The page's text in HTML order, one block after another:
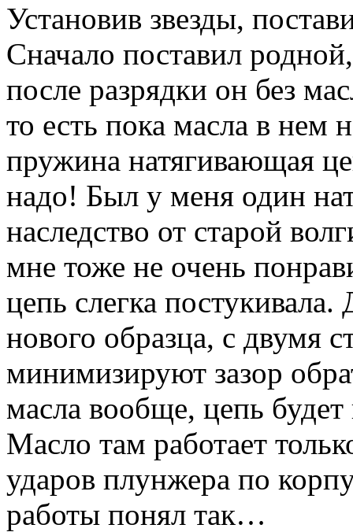
Установив звезды,
Сначало поставил
после разрядки он без
то есть пока масла в нем
пружина натягивающая
надо! Был у меня один
наследство от старой
мне тоже не очень
цепь слегка
нового образца, с двумя
минимизируют зазор
масла вообще, цепь
Масло там работает
ударов плунжера по
работы понял так…